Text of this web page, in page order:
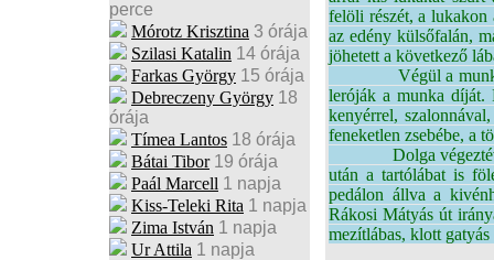
perce
Mórotz Krisztina 3 órája
Szilasi Katalin 14 órája
Farkas György 15 órája
Debreczeny György 18
órája
Tímea Lantos 18 órája
Bátai Tibor 19 órája
Paál Marcell 1 napja
Kiss-Teleki Rita 1 napja
Zima István 1 napja
Ur Attila 1 napja
felöli részét, a lukakon
az edény külsőfalán,
jöhetett a következő
Végül a munka
leróják a munka díját.
kenyérrel,
feneketlen zsebébe, a
Dolga végeztével a
után a tartólábat is
pedálon állva a
Rákosi Mátyás út
mezítlábas, klott